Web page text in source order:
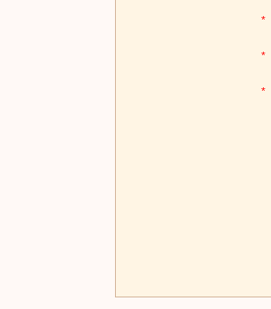
*
*
*